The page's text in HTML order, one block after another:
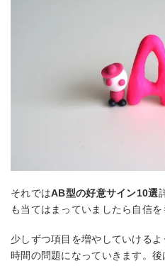
それではAB型の好意サイン10選
も当てはまっていましたら自信を
少しずつ項目を増やしていける
時間の問題になっていきます。